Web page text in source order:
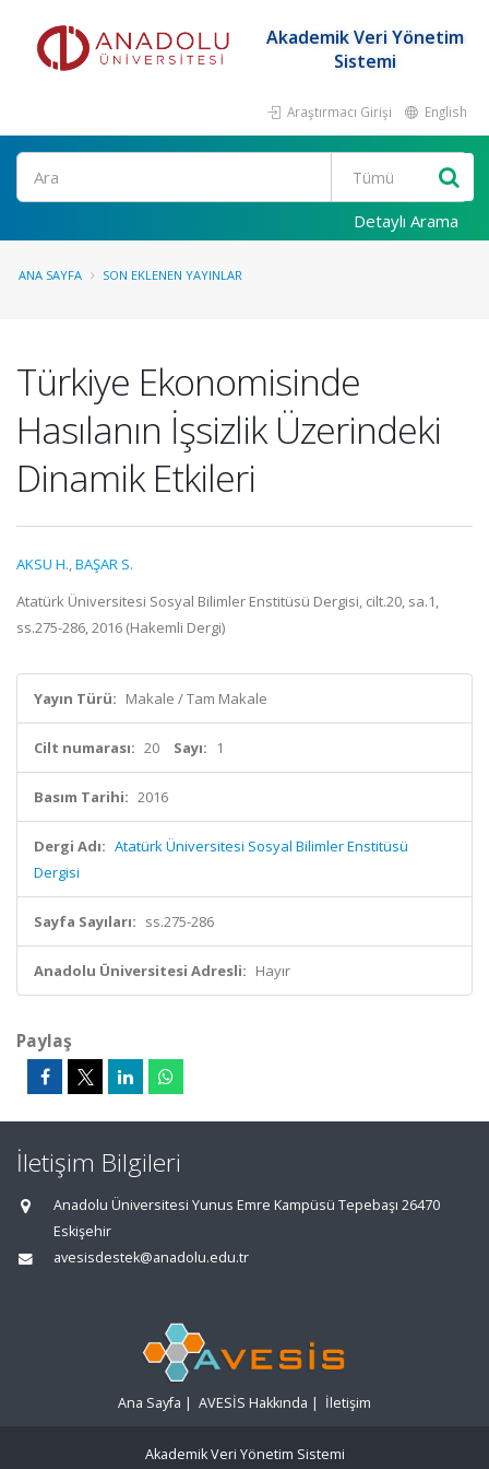
Akademik Veri Yönetim
Sistemi
Araştırmacı Girişi English
Ara
Detaylı Arama
ANA SAYFA SON EKLENEN YAYINLAR
Türkiye Ekonomisinde
Hasılanın İşsizlik Üzerindeki
Dinamik Etkileri
AKSU H.,BAŞAR S.
Atatürk Üniversitesi Sosyal Bilimler Enstitüsü Dergisi, cilt.20, sa.1,
ss.275-286, 2016 (Hakemli Dergi)
Yayın Türü: Makale / Tam Makale
Cilt numarası: 20 Sayı: 1
Basım Tarihi: 2016
Dergi Adı: Atatürk Üniversitesi Sosyal Bilimler Enstitüsü
Dergisi
Sayfa Sayıları: ss.275-286
Anadolu Üniversitesi Adresli: Hayır
Paylaş
İletişim Bilgileri
Anadolu Üniversitesi Yunus Emre Kampüsü Tepebaşı 26470
Eskişehir
avesisdestek@anadolu.edu.tr
Ana Sayfa | AVESİS Hakkında | İletişim
Akademik Veri Yönetim Sistemi